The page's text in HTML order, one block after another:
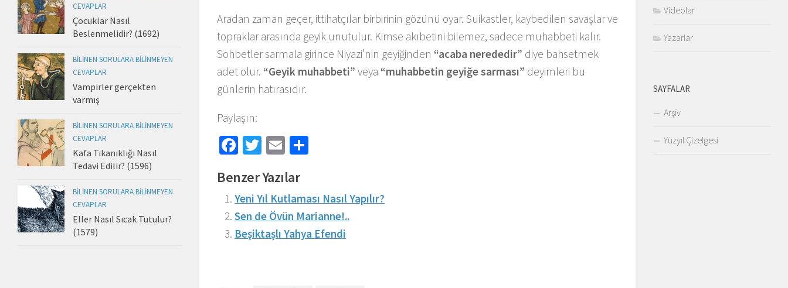
Aradan zaman geçer, ittihatçılar birbirinin gözünü oyar. Suikastler, kaybedilen savaşlar ve
topraklar arasında geyik unutulur. Kimse akıbetini bilemez, sadece muhabbeti kalır.
Sohbetler sarmala girince Niyazi’nin geyiğinden “acaba nerededir” diye bahsetmek
adet olur. “Geyik muhabbeti” veya “muhabbetin geyiğe sarması” deyimleri bu
günlerin hatırasıdır.
Paylaşın:
Facebook
Twitter
Email
Benzer Yazılar
Yeni Yıl Kutlaması Nasıl Yapılır?
Sen de Övün Marianne!..
Beşiktaşlı Yahya Efendi
CEVAPLAR
Çocuklar Nasıl
Beslenmelidir? (1692)
BILINEN SORULARA BILINMEYEN
CEVAPLAR
Vampirler gerçekten
varmış
BILINEN SORULARA BILINMEYEN
CEVAPLAR
Kafa Tıkanıklığı Nasıl
Tedavi Edilir? (1596)
BILINEN SORULARA BILINMEYEN
CEVAPLAR
Eller Nasıl Sıcak Tutulur?
(1579)
Videolar
Yazarlar
SAYFALAR
Arşiv
Yüzyıl Çizelgesi